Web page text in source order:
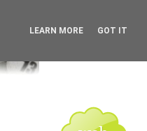
LEARN MORE GOT IT